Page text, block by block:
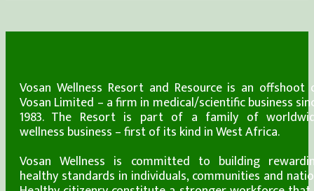
Vosan Wellness Resort and Resource is an offshoot
Vosan Limited – a firm in medical/scientific business
1983. The Resort is part of a family of
wellness business – first of its kind in West Africa.
Vosan Wellness is committed to building
healthy standards in individuals, communities and